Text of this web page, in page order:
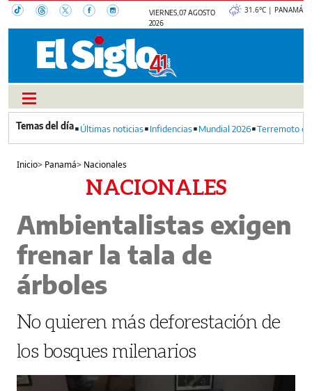
VIERNES, 07 AGOSTO
2026
31.6°C | PANAMÁ
Últimas noticias Infidencias Mundial 2026 Terremoto
Inicio> Panamá> Nacionales
NACIONALES
Ambientalistas exigen
frenar la tala de
árboles
No quieren más deforestación de
los bosques milenarios